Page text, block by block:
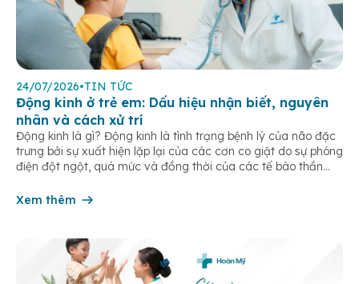
24/07/2026•TIN TỨC
Động kinh ở trẻ em: Dấu hiệu nhận biết, nguyên
nhân và cách xử trí
Động kinh là gì? Động kinh là tình trạng bệnh lý của não đặc
trưng bởi sự xuất hiện lặp lại của các cơn co giật do sự phóng
điện đột ngột, quá mức và đồng thời của các tế bào thần
Xem thêm